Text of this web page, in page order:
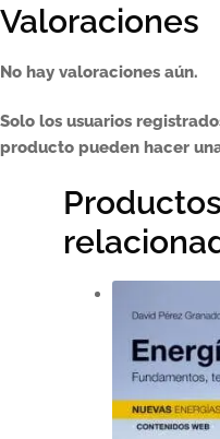
Valoraciones
No hay valoraciones aún.
Solo los usuarios
producto pueden hacer
Productos